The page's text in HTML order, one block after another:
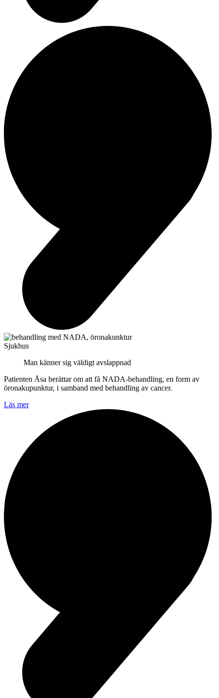
Sjukhus
Man känner sig väldigt avslappnad
Patienten Åsa berättar om att få NADA-behandling, en form av
öronakupunktur, i samband med behandling av cancer.
Läs mer